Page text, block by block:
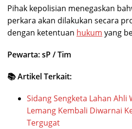
Pihak kepolisian menegaskan
perkara akan dilakukan secara
dengan ketentuan hukum yang
Pewarta: sP / Tim
📚 Artikel Terkait:
Sidang Sengketa Lahan Ahli
Lemang Kembali Diwarnai
Tergugat